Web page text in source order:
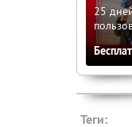
25
Теги: